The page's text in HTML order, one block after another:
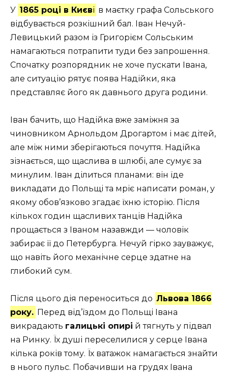
У 1865 році в Києві в маєтку графа Сольського
відбувається розкішний бал. Іван Нечуй-
Левицький разом із Григорієм Сольським
намагаються потрапити туди без запрошення.
Спочатку розпорядник не хоче пускати Івана,
але ситуацію рятує поява Надійки, яка
представляє його як давнього друга родини.
Іван бачить, що Надійка вже заміжня за
чиновником Арнольдом Дрогартом і має дітей,
але між ними зберігаються почуття. Надійка
зізнається, що щаслива в шлюбі, але сумує за
минулим. Іван ділиться планами: він їде
викладати до Польщі та мріє написати роман, у
якому обов’язково згадає їхню історію. Після
кількох годин щасливих танців Надійка
прощається з Іваном назавжди — чоловік
забирає її до Петербурга. Нечуй гірко зауважує,
що навіть його механічне серце здатне на
глибокий сум.
Після цього дія переноситься до Львова 1866
року. Перед від’їздом до Польщі Івана
викрадають галицькі опирі й тягнуть у підвал
на Ринку. Їх душі переселилися у серце Івана
кілька років тому. Їх ватажок намагається знайти
в нього пульс. Побачивши на грудях Івана